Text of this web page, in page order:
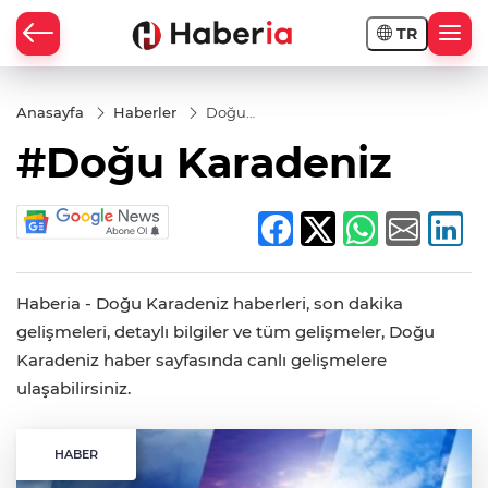
TR
Anasayfa Haberler
Doğu
#Doğu Karadeniz
Haberia - Doğu Karadeniz haberleri, son dakika
gelişmeleri, detaylı bilgiler ve tüm gelişmeler, Doğu
Karadeniz haber sayfasında canlı gelişmelere
ulaşabilirsiniz.
HABER